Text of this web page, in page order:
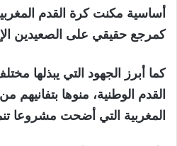
أساسية مكنت كرة القدم
كمرجع حقيقي على الصعيدين
كما أبرز الجهود التي يبذلها
القدم الوطنية، منوها
المغربية التي أضحت مشروعا